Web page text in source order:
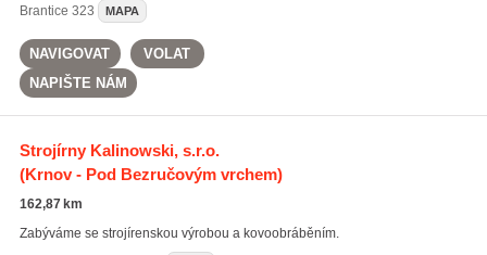
Brantice 323 MAPA
NAVIGOVAT
VOLAT
NAPIŠTE NÁM
Strojírny Kalinowski, s.r.o.
(Krnov - Pod Bezručovým vrchem)
162,87 km
Zabýváme se strojírenskou výrobou a kovoobráběním.